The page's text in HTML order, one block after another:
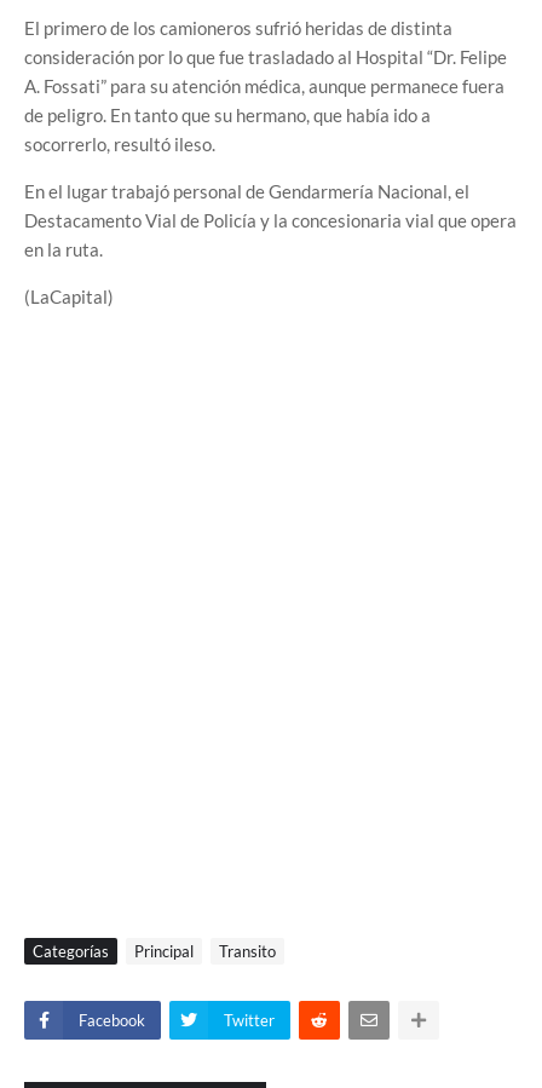
El primero de los camioneros sufrió heridas de distinta
consideración por lo que fue trasladado al Hospital “Dr. Felipe
A. Fossati” para su atención médica, aunque permanece fuera
de peligro. En tanto que su hermano, que había ido a
socorrerlo, resultó ileso.
En el lugar trabajó personal de Gendarmería Nacional, el
Destacamento Vial de Policía y la concesionaria vial que opera
en la ruta.
(LaCapital)
Categorías Principal Transito
Facebook Twitter